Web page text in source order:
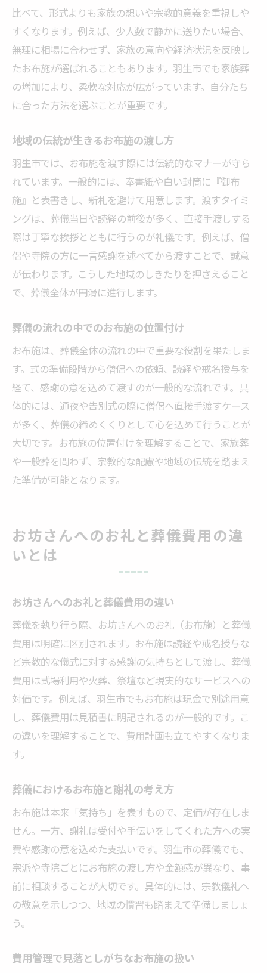
比べて、形式よりも家族の想いや宗教的意義を重視しや
すくなります。例えば、少人数で静かに送りたい場合、
無理に相場に合わせず、家族の意向や経済状況を反映し
たお布施が選ばれることもあります。羽生市でも家族葬
の増加により、柔軟な対応が広がっています。自分たち
に合った方法を選ぶことが重要です。
地域の伝統が生きるお布施の渡し方
羽生市では、お布施を渡す際には伝統的なマナーが守ら
れています。一般的には、奉書紙や白い封筒に『御布
施』と表書きし、新札を避けて用意します。渡すタイミ
ングは、葬儀当日や読経の前後が多く、直接手渡しする
際は丁寧な挨拶とともに行うのが礼儀です。例えば、僧
侶や寺院の方に一言感謝を述べてから渡すことで、誠意
が伝わります。こうした地域のしきたりを押さえること
で、葬儀全体が円滑に進行します。
葬儀の流れの中でのお布施の位置付け
お布施は、葬儀全体の流れの中で重要な役割を果たしま
す。式の準備段階から僧侶への依頼、読経や戒名授与を
経て、感謝の意を込めて渡すのが一般的な流れです。具
体的には、通夜や告別式の際に僧侶へ直接手渡すケース
が多く、葬儀の締めくくりとして心を込めて行うことが
大切です。お布施の位置付けを理解することで、家族葬
や一般葬を問わず、宗教的な配慮や地域の伝統を踏まえ
た準備が可能となります。
お坊さんへのお礼と葬儀費用の違
いとは
お坊さんへのお礼と葬儀費用の違い
葬儀を執り行う際、お坊さんへのお礼（お布施）と葬儀
費用は明確に区別されます。お布施は読経や戒名授与な
ど宗教的な儀式に対する感謝の気持ちとして渡し、葬儀
費用は式場利用や火葬、祭壇など現実的なサービスへの
対価です。例えば、羽生市でもお布施は現金で別途用意
し、葬儀費用は見積書に明記されるのが一般的です。こ
の違いを理解することで、費用計画も立てやすくなりま
す。
葬儀におけるお布施と謝礼の考え方
お布施は本来「気持ち」を表すもので、定価が存在しま
せん。一方、謝礼は受付や手伝いをしてくれた方への実
費や感謝の意を込めた支払いです。羽生市の葬儀でも、
宗派や寺院ごとにお布施の渡し方や金額感が異なり、事
前に相談することが大切です。具体的には、宗教儀礼へ
の敬意を示しつつ、地域の慣習も踏まえて準備しましょ
う。
費用管理で見落としがちなお布施の扱い